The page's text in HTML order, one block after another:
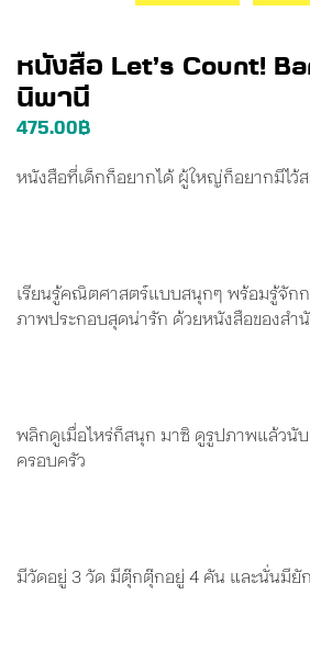
หนังสือ Let’s Count!
นิพานี
475.00฿
หนังสือที่เด็กก็อยากได้ ผู้ใหญ่ก็อยากมีไว้ส
เรียนรู้คณิตศาสตร์แบบสนุกๆ พร้อมรู้จักก
ภาพประกอบสุดน่ารัก ด้วยหนังสือของส
พลิกดูเมื่อไหร่ก็สนุก มาซิ ดูรูปภาพแล้วนับ
ครอบครัว
มีวัดอยู่ 3 วัด มีตุ๊กตุ๊กอยู่ 4 คัน และนั่นมียั